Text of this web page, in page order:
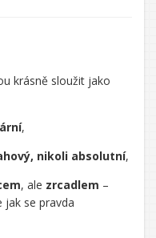
krásně sloužit jako
,
nikoli absolutní,
, ale zrcadlem –
jak se pravda